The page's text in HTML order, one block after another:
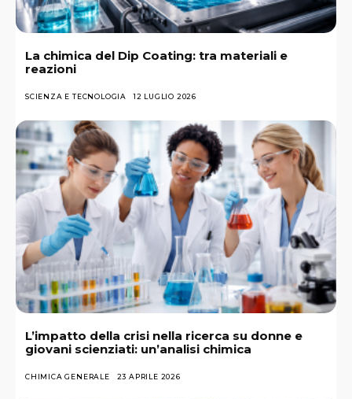
La chimica del Dip Coating: tra materiali e
reazioni
SCIENZA E TECNOLOGIA 12 LUGLIO 2026
L’impatto della crisi nella ricerca su donne e
giovani scienziati: un’analisi chimica
CHIMICA GENERALE 23 APRILE 2026